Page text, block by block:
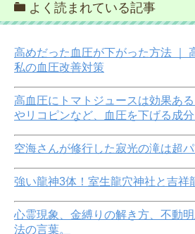
よく読まれている記事
高めだった血圧が下がった方法 ｜
私の血圧改善対策
高血圧にトマトジュースは効果あ
やリコピンなど、血圧を下げる成
空海さんが修行した寂光の滝は超パ
強い龍神3体！室生龍穴神社と吉祥
心霊現象、金縛りの解き方、不動
法の言葉。